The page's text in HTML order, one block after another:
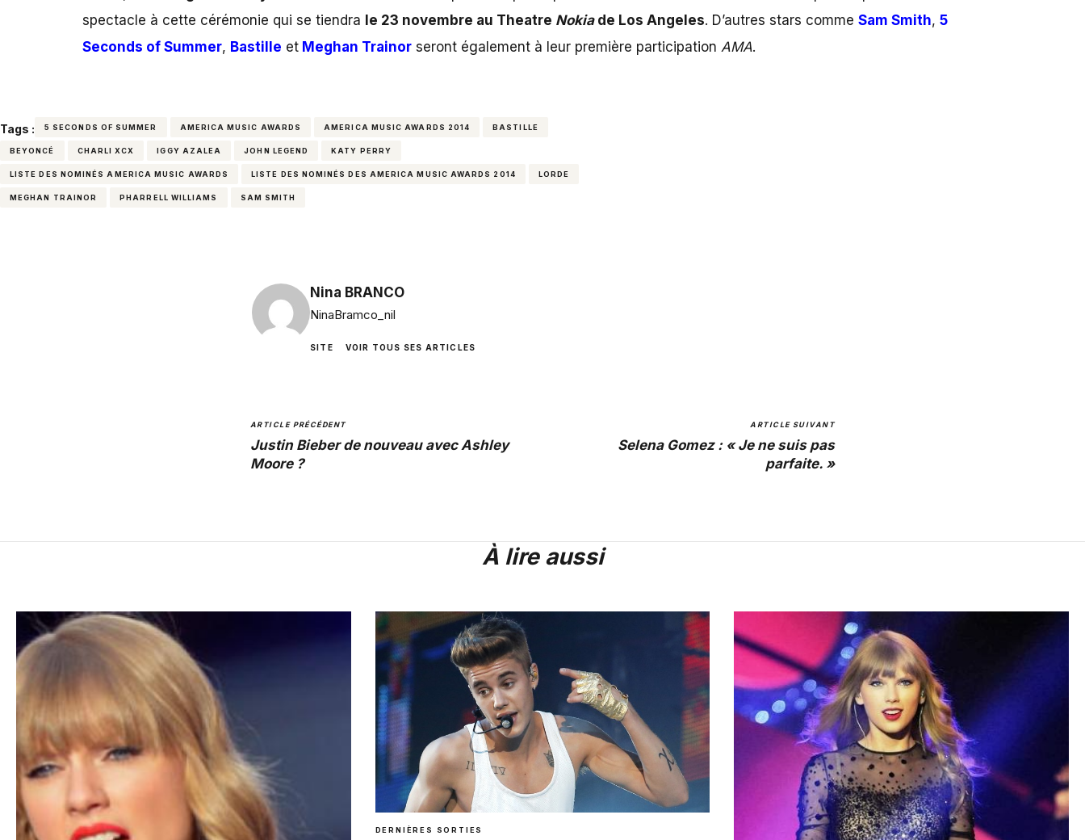
spectacle à cette cérémonie qui se tiendra le 23 novembre au Theatre Nokiade Los Angeles. D’autres stars comme Sam Smith, 5
Seconds of Summer, Bastille et Meghan Trainor seront également à leur première participation AMA.
Tags : 5 SECONDS OF SUMMER AMERICA MUSIC AWARDS AMERICA MUSIC AWARDS 2014 BASTILLE
BEYONCÉ CHARLI XCX IGGY AZALEA JOHN LEGEND KATY PERRY
LISTE DES NOMINÉS AMERICA MUSIC AWARDS LISTE DES NOMINÉS DES AMERICA MUSIC AWARDS 2014 LORDE
MEGHAN TRAINOR PHARRELL WILLIAMS SAM SMITH
Nina BRANCO
NinaBramco_nil
SITE VOIR TOUS SES ARTICLES
ARTICLE PRÉCÉDENT
Justin Bieber de nouveau avec Ashley
Moore ?
ARTICLE SUIVANT
Selena Gomez : « Je ne suis pas
parfaite. »
À lire aussi
DERNIÈRES SORTIES